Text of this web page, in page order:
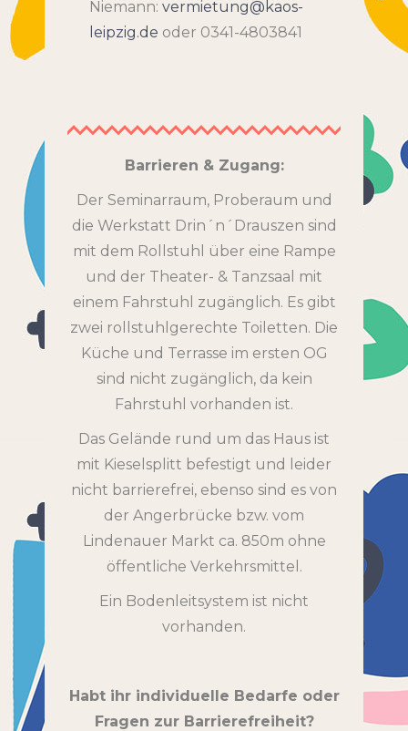
Niemann: vermietung@kaos-
leipzig.de oder 0341-4803841
Barrieren & Zugang:
Der Seminarraum, Proberaum und
die Werkstatt Drin´n´Drauszen sind
mit dem Rollstuhl über eine Rampe
und der Theater- & Tanzsaal mit
einem Fahrstuhl zugänglich. Es gibt
zwei rollstuhlgerechte Toiletten. Die
Küche und Terrasse im ersten OG
sind nicht zugänglich, da kein
Fahrstuhl vorhanden ist.
Das Gelände rund um das Haus ist
mit Kieselsplitt befestigt und leider
nicht barrierefrei, ebenso sind es von
der Angerbrücke bzw. vom
Lindenauer Markt ca. 850m ohne
öffentliche Verkehrsmittel.
Ein Bodenleitsystem ist nicht
vorhanden.
Habt ihr individuelle Bedarfe oder
Fragen zur Barrierefreiheit?